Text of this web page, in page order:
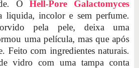
OHell-Pore Galactomyces
liquida, incolor e sem perfume.
pela pele, deixa uma
uma película, mas que após
Feito com ingredientes naturais.
vidro com uma tampa conta